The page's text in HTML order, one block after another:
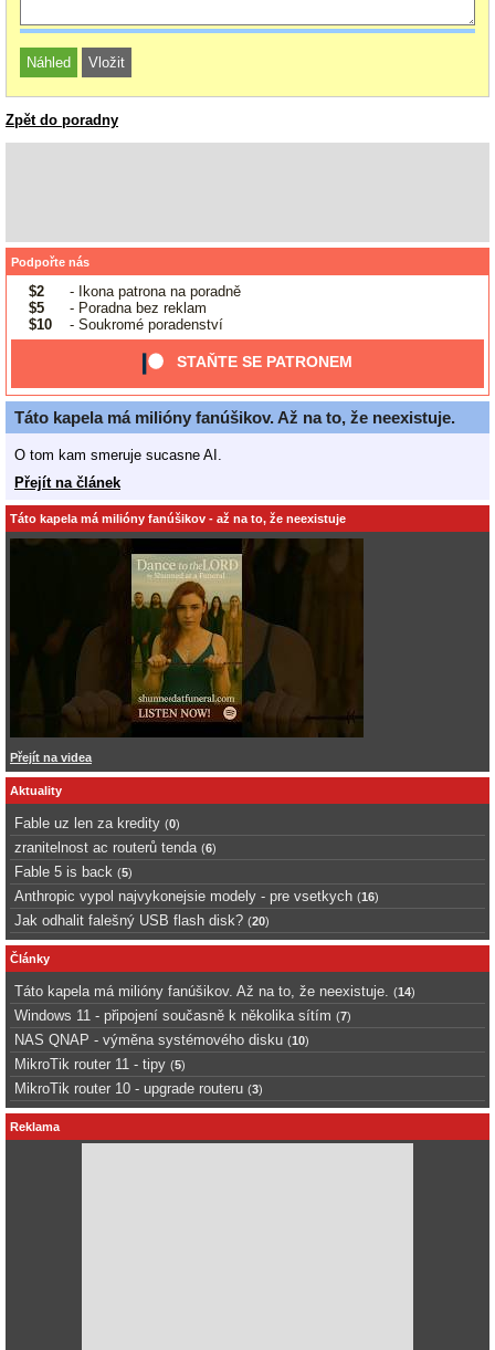
Zpět do poradny
Podpořte nás
$2
- Ikona patrona na poradně
$5
- Poradna bez reklam
$10
- Soukromé poradenství
STAŇTE SE PATRONEM
Táto kapela má milióny fanúšikov. Až na to, že neexistuje.
O tom kam smeruje sucasne AI.
Přejít na článek
Táto kapela má milióny fanúšikov - až na to, že neexistuje
Přejít na videa
Aktuality
Fable uz len za kredity (0)
zranitelnost ac routerů tenda (6)
Fable 5 is back (5)
Anthropic vypol najvykonejsie modely - pre vsetkych (16)
Jak odhalit falešný USB flash disk? (20)
Články
Táto kapela má milióny fanúšikov. Až na to, že neexistuje. (14)
Windows 11 - připojení současně k několika sítím (7)
NAS QNAP - výměna systémového disku (10)
MikroTik router 11 - tipy (5)
MikroTik router 10 - upgrade routeru (3)
Reklama